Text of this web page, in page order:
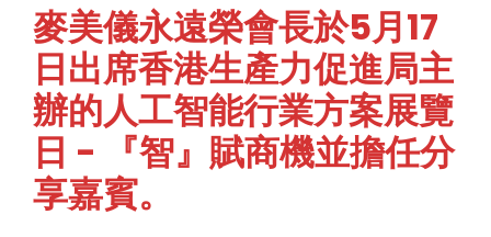
麥美儀永遠榮會長於5月17
日出席香港生產力促進局主
辦的人工智能行業方案展覽
日 - 『智』賦商機並擔任分
享嘉賓。